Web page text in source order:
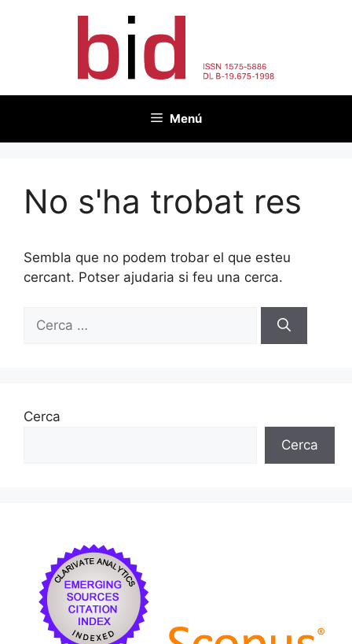
Menú
No s'ha trobat res
Sembla que no podem trobar el que esteu
cercant. Potser ajudaria si feu una cerca.
Cerca:
Cerca
Cerca